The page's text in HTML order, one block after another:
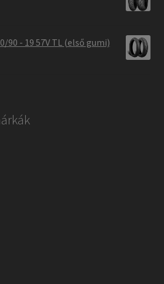
90 - 19 57V TL (első gumi)